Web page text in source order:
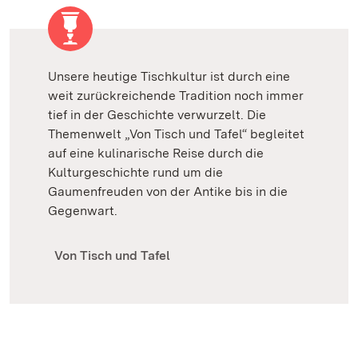
Unsere heutige Tischkultur ist durch eine
weit zurückreichende Tradition noch immer
tief in der Geschichte verwurzelt. Die
Themenwelt „Von Tisch und Tafel“ begleitet
auf eine kulinarische Reise durch die
Kulturgeschichte rund um die
Gaumenfreuden von der Antike bis in die
Gegenwart.
Von Tisch und Tafel